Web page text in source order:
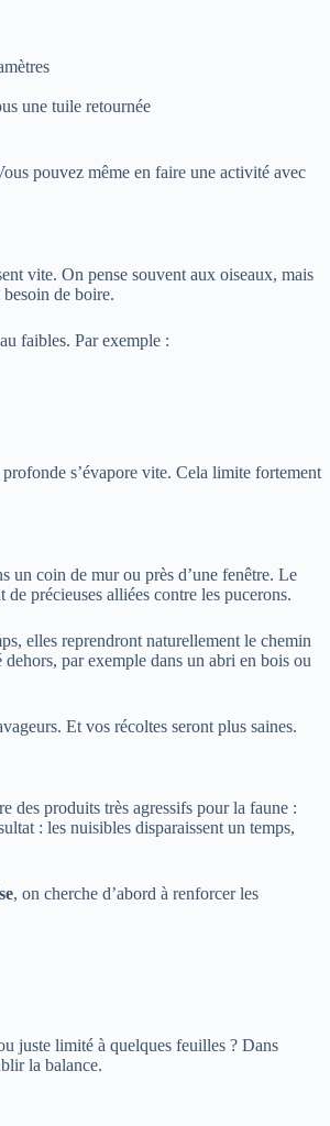
une tuile retournée
pouvez même en faire une activité avec
vite. On pense souvent aux oiseaux, mais
de boire.
faibles. Par exemple :
s’évapore vite. Cela limite fortement
un coin de mur ou près d’une fenêtre. Le
de précieuses alliées contre les pucerons.
elles reprendront naturellement le chemin
par exemple dans un abri en bois ou
Et vos récoltes seront plus saines.
des produits très agressifs pour la faune :
: les nuisibles disparaissent un temps,
, on cherche d’abord à renforcer les
juste limité à quelques feuilles ? Dans
la balance.